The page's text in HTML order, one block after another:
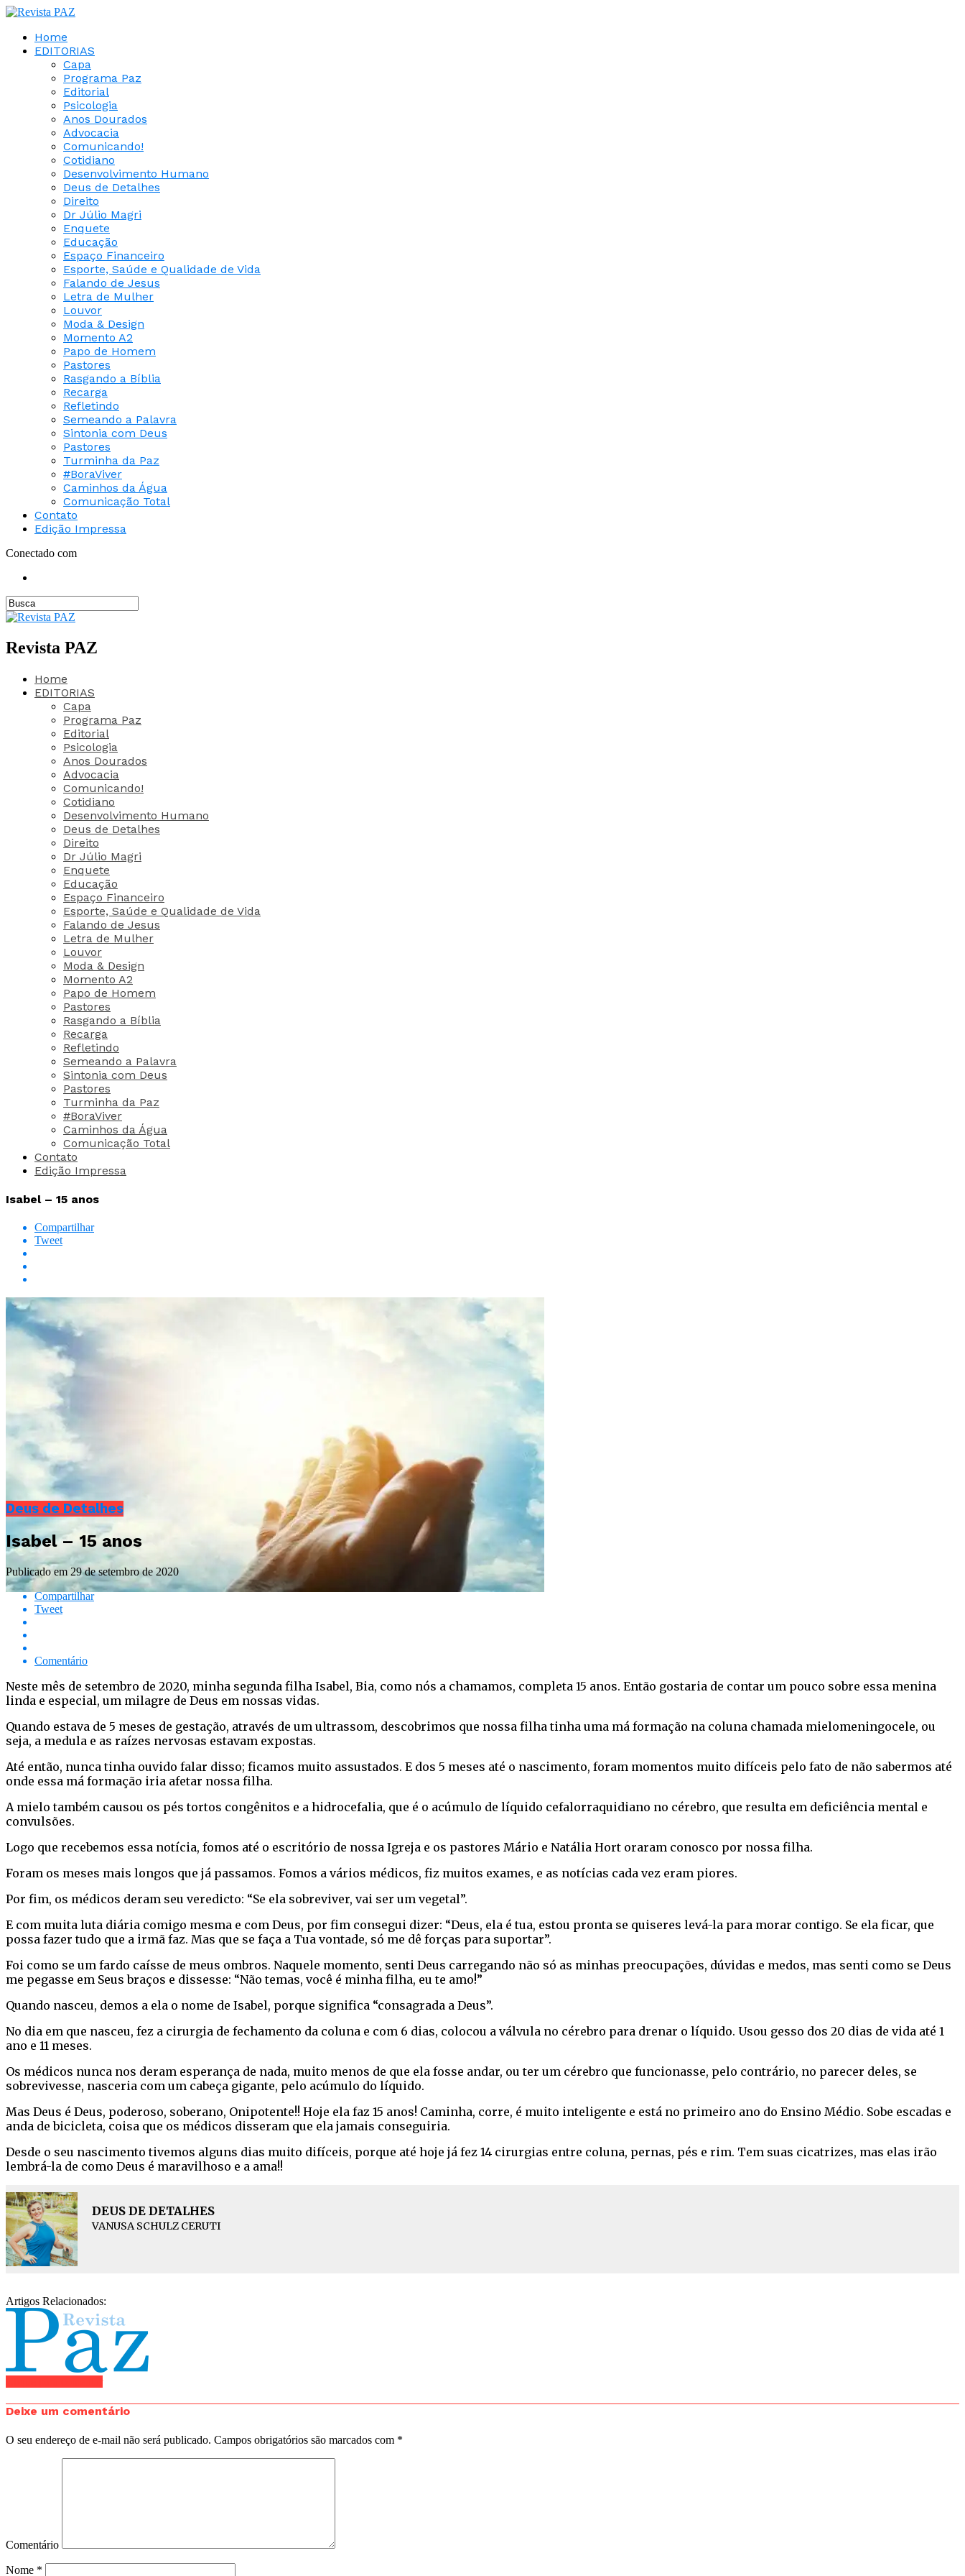
Home
EDITORIAS
Capa
Programa Paz
Editorial
Psicologia
Anos Dourados
Advocacia
Comunicando!
Cotidiano
Desenvolvimento Humano
Deus de Detalhes
Direito
Dr Júlio Magri
Enquete
Educação
Espaço Financeiro
Esporte, Saúde e Qualidade de Vida
Falando de Jesus
Letra de Mulher
Louvor
Moda & Design
Momento A2
Papo de Homem
Pastores
Rasgando a Bíblia
Recarga
Refletindo
Semeando a Palavra
Sintonia com Deus
Pastores
Turminha da Paz
#BoraViver
Caminhos da Água
Comunicação Total
Contato
Edição Impressa
Conectado com
Revista PAZ
Home
EDITORIAS
Capa
Programa Paz
Editorial
Psicologia
Anos Dourados
Advocacia
Comunicando!
Cotidiano
Desenvolvimento Humano
Deus de Detalhes
Direito
Dr Júlio Magri
Enquete
Educação
Espaço Financeiro
Esporte, Saúde e Qualidade de Vida
Falando de Jesus
Letra de Mulher
Louvor
Moda & Design
Momento A2
Papo de Homem
Pastores
Rasgando a Bíblia
Recarga
Refletindo
Semeando a Palavra
Sintonia com Deus
Pastores
Turminha da Paz
#BoraViver
Caminhos da Água
Comunicação Total
Contato
Edição Impressa
Isabel – 15 anos
Compartilhar
Tweet
Deus de Detalhes
Isabel – 15 anos
Publicado em 29 de setembro de 2020
Compartilhar
Tweet
Comentário
Neste mês de setembro de 2020, minha segunda filha Isabel, Bia, como nós a chamamos, completa 15 anos. Então gostaria de contar um pouco sobre essa menina
linda e especial, um milagre de Deus em nossas vidas.
Quando estava de 5 meses de gestação, através de um ultrassom, descobrimos que nossa filha tinha uma má formação na coluna chamada mielomeningocele, ou
seja, a medula e as raízes nervosas estavam expostas.
Até então, nunca tinha ouvido falar disso; ficamos muito assustados. E dos 5 meses até o nascimento, foram momentos muito difíceis pelo fato de não sabermos até
onde essa má formação iria afetar nossa filha.
A mielo também causou os pés tortos congênitos e a hidrocefalia, que é o acúmulo de líquido cefalorraquidiano no cérebro, que resulta em deficiência mental e
convulsões.
Logo que recebemos essa notícia, fomos até o escritório de nossa Igreja e os pastores Mário e Natália Hort oraram conosco por nossa filha.
Foram os meses mais longos que já passamos. Fomos a vários médicos, fiz muitos exames, e as notícias cada vez eram piores.
Por fim, os médicos deram seu veredicto: “Se ela sobreviver, vai ser um vegetal”.
E com muita luta diária comigo mesma e com Deus, por fim consegui dizer: “Deus, ela é tua, estou pronta se quiseres levá-la para morar contigo. Se ela ficar, que
possa fazer tudo que a irmã faz. Mas que se faça a Tua vontade, só me dê forças para suportar”.
Foi como se um fardo caísse de meus ombros. Naquele momento, senti Deus carregando não só as minhas preocupações, dúvidas e medos, mas senti como se Deus
me pegasse em Seus braços e dissesse: “Não temas, você é minha filha, eu te amo!”
Quando nasceu, demos a ela o nome de Isabel, porque significa “consagrada a Deus”.
No dia em que nasceu, fez a cirurgia de fechamento da coluna e com 6 dias, colocou a válvula no cérebro para drenar o líquido. Usou gesso dos 20 dias de vida até 1
ano e 11 meses.
Os médicos nunca nos deram esperança de nada, muito menos de que ela fosse andar, ou ter um cérebro que funcionasse, pelo contrário, no parecer deles, se
sobrevivesse, nasceria com um cabeça gigante, pelo acúmulo do líquido.
Mas Deus é Deus, poderoso, soberano, Onipotente!! Hoje ela faz 15 anos! Caminha, corre, é muito inteligente e está no primeiro ano do Ensino Médio. Sobe escadas e
anda de bicicleta, coisa que os médicos disseram que ela jamais conseguiria.
Desde o seu nascimento tivemos alguns dias muito difíceis, porque até hoje já fez 14 cirurgias entre coluna, pernas, pés e rim. Tem suas cicatrizes, mas elas irão
lembrá-la de como Deus é maravilhoso e a ama!!
DEUS DE DETALHES
VANUSA SCHULZ CERUTI
Artigos Relacionados:
Deixe um comentário
O seu endereço de e-mail não será publicado. Campos obrigatórios são marcados com *
Comentário
Nome *